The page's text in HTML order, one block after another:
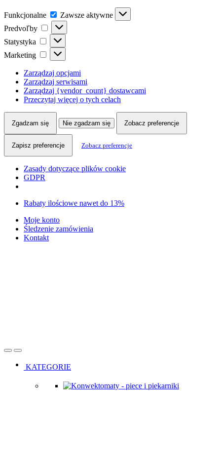
Funkcjonalne Funkcjonalne
Zawsze aktywne
Predvoľby
Predvoľby
Statystyka Statystyka
Marketing Marketing
Zarządzaj opcjami
Zarządzaj serwisami
Zarządzaj {vendor_count} dostawcami
Przeczytaj więcej o tych celach
Zgadzam się Nie zgadzam się Zobacz preferencje
Zapisz preferencje Zobacz preferencje
Zasady dotyczące plików cookie
GDPR
Skip
navigation
Skip
content
Rabaty ilościowe nawet do 13%
Moje konto
Śledzenie zamówienia
Kontakt
OpenClose
KATEGORIE